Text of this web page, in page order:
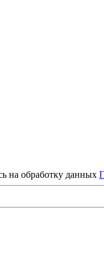
на обработку данных